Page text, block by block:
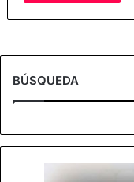
BÚSQUEDA